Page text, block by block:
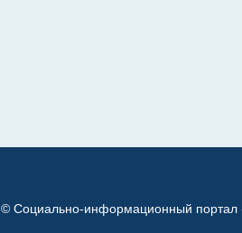
© Социально-информационный портал